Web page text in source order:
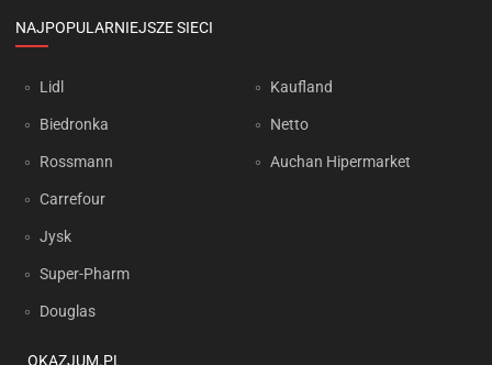
NAJPOPULARNIEJSZE SIECI
Lidl
Biedronka
Rossmann
Carrefour
Jysk
Super-Pharm
Douglas
Kaufland
Netto
Auchan Hipermarket
OKAZJUM.PL